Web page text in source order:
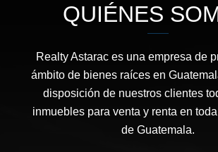
QUIÉNES
Realty Astarac es una empresa de
ámbito de bienes raíces en
disposición de nuestros clientes
inmuebles para venta y renta en
de Guatemala.